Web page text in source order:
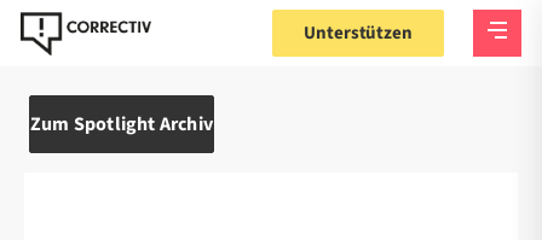
Unterstützen
Zum Spotlight Archiv